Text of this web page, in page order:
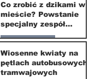
Co zrobić z dzikami w
mieście? Powstanie
specjalny zespół
ekspertów
Nasze miasto
20 kwi
Wiosenne kwiaty na
pętlach autobusowych i
tramwajowych